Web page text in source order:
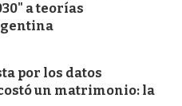
a teorías
por los datos
un matrimonio: la